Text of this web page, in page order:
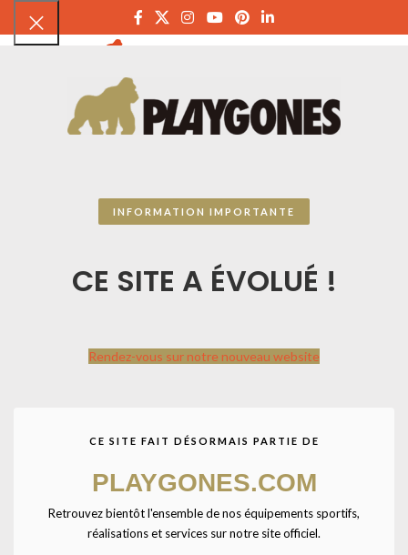
INFORMATION IMPORTANTE
CE SITE A ÉVOLUÉ !
Rendez-vous sur notre nouveau website
CE SITE FAIT DÉSORMAIS PARTIE DE
PLAYGONES.COM
Retrouvez bientôt l'ensemble de nos équipements sportifs,
réalisations et services sur notre site officiel.